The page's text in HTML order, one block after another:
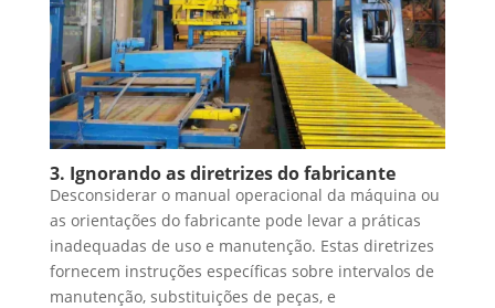
3. Ignorando as diretrizes do fabricante
Desconsiderar o manual operacional da máquina ou
as orientações do fabricante pode levar a práticas
inadequadas de uso e manutenção. Estas diretrizes
fornecem instruções específicas sobre intervalos de
manutenção, substituições de peças, e